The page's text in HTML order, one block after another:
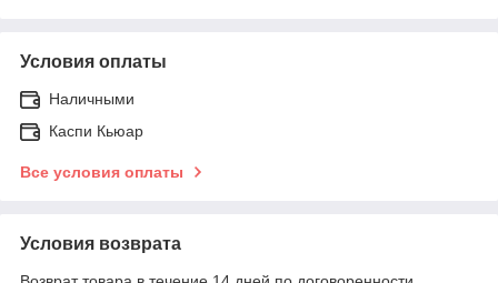
Условия оплаты
Наличными
Каспи Кьюар
Все условия оплаты
Условия возврата